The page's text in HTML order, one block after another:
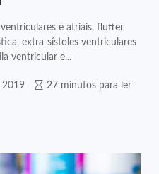
e atriais, flutter
extra-sístoles ventriculares
ventricular e...
2019 27 minutos para ler